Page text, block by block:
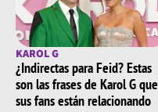
KAROL G
¿Indirectas para Feid? Estas
son las frases de Karol G que
sus fans están relacionando